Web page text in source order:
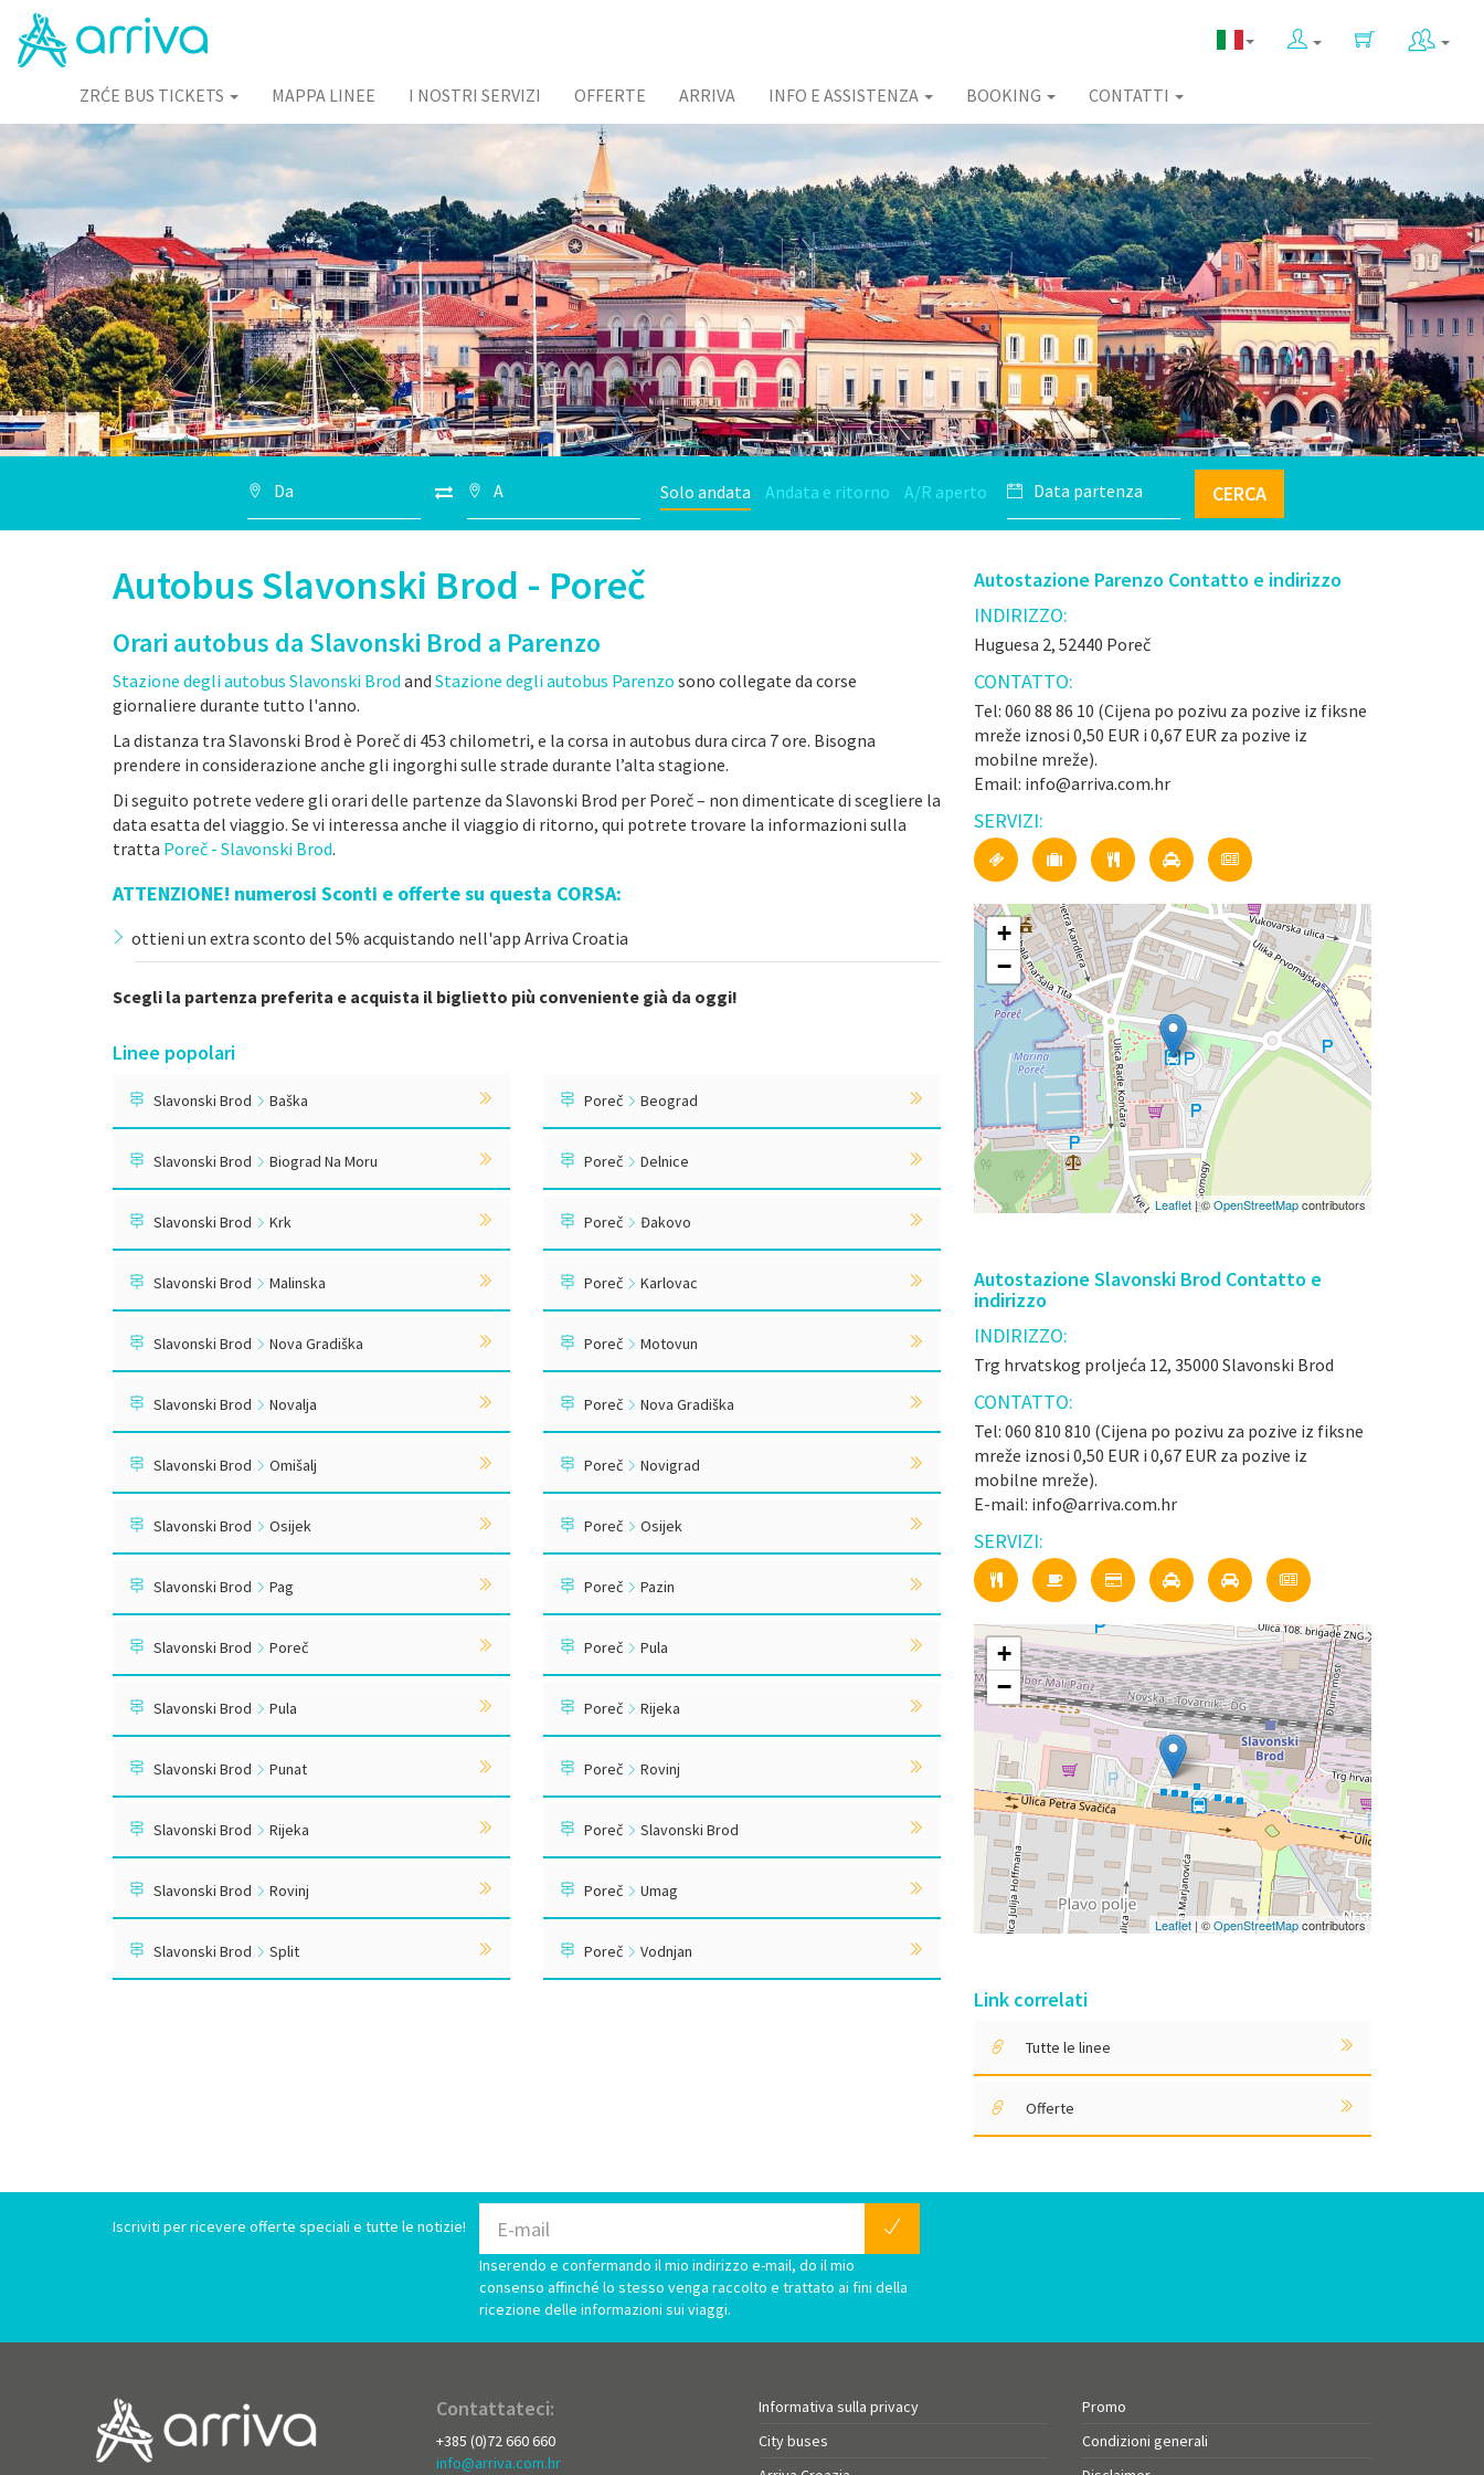
ZRĆE BUS TICKETS MAPPA LINEE I NOSTRI SERVIZI OFFERTE ARRIVA INFO E ASSISTENZA BOOKING CONTATTI
Solo andata Andata e ritorno A/R aperto CERCA
Autobus Slavonski Brod - Poreč
Orari autobus da Slavonski Brod a Parenzo
Stazione degli autobus Slavonski Brod and Stazione degli autobus Parenzo sono collegate da corse
giornaliere durante tutto l'anno.
La distanza tra Slavonski Brod è Poreč di 453 chilometri, e la corsa in autobus dura circa 7 ore. Bisogna
prendere in considerazione anche gli ingorghi sulle strade durante l’alta stagione.
Di seguito potrete vedere gli orari delle partenze da Slavonski Brod per Poreč – non dimenticate di scegliere la
data esatta del viaggio. Se vi interessa anche il viaggio di ritorno, qui potrete trovare la informazioni sulla
tratta Poreč - Slavonski Brod.
ATTENZIONE! numerosi Sconti e offerte su questa CORSA:
ottieni un extra sconto del 5% acquistando nell'app Arriva Croatia
Scegli la partenza preferita e acquista il biglietto più conveniente già da oggi!
Linee popolari
Slavonski Brod Baška
Slavonski Brod Biograd Na Moru
Slavonski Brod Krk
Slavonski Brod Malinska
Slavonski Brod Nova Gradiška
Slavonski Brod Novalja
Slavonski Brod Omišalj
Slavonski Brod Osijek
Slavonski Brod Pag
Slavonski Brod Poreč
Slavonski Brod Pula
Slavonski Brod Punat
Slavonski Brod Rijeka
Slavonski Brod Rovinj
Slavonski Brod Split
Poreč Beograd
Poreč Delnice
Poreč Đakovo
Poreč Karlovac
Poreč Motovun
Poreč Nova Gradiška
Poreč Novigrad
Poreč Osijek
Poreč Pazin
Poreč Pula
Poreč Rijeka
Poreč Rovinj
Poreč Slavonski Brod
Poreč Umag
Poreč Vodnjan
Autostazione Parenzo Contatto e indirizzo
INDIRIZZO:
Huguesa 2, 52440 Poreč
CONTATTO:
Tel: 060 88 86 10 (Cijena po pozivu za pozive iz fiksne
mreže iznosi 0,50 EUR i 0,67 EUR za pozive iz
mobilne mreže).
Email: info@arriva.com.hr
SERVIZI:
+
−
Leaflet| ©OpenStreetMapcontributors
Autostazione Slavonski Brod Contatto e
indirizzo
INDIRIZZO:
Trg hrvatskog proljeća 12, 35000 Slavonski Brod
CONTATTO:
Tel: 060 810 810 (Cijena po pozivu za pozive iz fiksne
mreže iznosi 0,50 EUR i 0,67 EUR za pozive iz
mobilne mreže).
E-mail: info@arriva.com.hr
SERVIZI:
+
−
Leaflet | ©OpenStreetMapcontributors
Link correlati
Tutte le linee
Offerte
Iscriviti per ricevere offerte speciali e tutte le notizie!
Inserendo e confermando il mio indirizzo e-mail, do il mio
consenso affinché lo stesso venga raccolto e trattato ai fini della
ricezione delle informazioni sui viaggi.
Contattateci:
+385 (0)72 660 660
info@arriva.com.hr
Informativa sulla privacy
City buses
Promo
Condizioni generali